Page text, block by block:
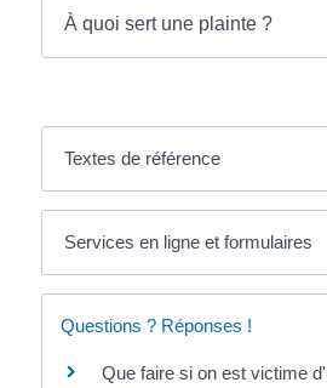
À quoi sert une plainte ?
Textes de référence
Services en ligne et formulaires
Questions ? Réponses !
Que faire si on est victime